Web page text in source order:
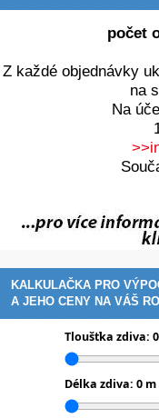
počet
Z každé objednávky
na
Na
KALKULAČKA PRO
A JEHO CENY NA VÁŠ
Tloušťka zdiva: 0
Délka zdiva: 0m